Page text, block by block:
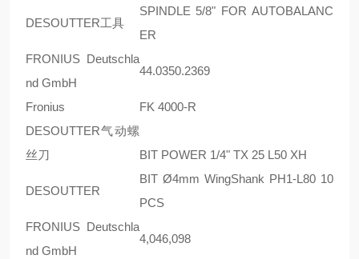
DESOUTTER工具
SPINDLE 5/8" FOR AUTOBALANC
ER
FRONIUS Deutschla
nd GmbH
44.0350.2369
Fronius
FK 4000-R
DESOUTTER气动螺
丝刀
BIT POWER 1/4" TX 25 L50 XH
DESOUTTER
BIT Ø4mm WingShank PH1-L80 10
PCS
FRONIUS Deutschla
nd GmbH
4,046,098